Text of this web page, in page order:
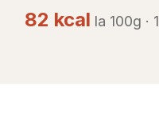
82 kcal la 100g ·